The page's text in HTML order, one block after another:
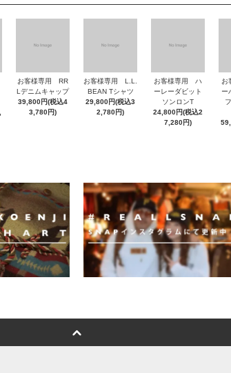
お客様専用 RR
Lデニムキャップ
39,800円(税込4
3,780円)
お客様専用 L.L.
BEAN Tシャツ
29,800円(税込3
2,780円)
お客様専用 ハ
ーレーダビット
ソンロンT
24,800円(税込2
7,280円)
お
ー